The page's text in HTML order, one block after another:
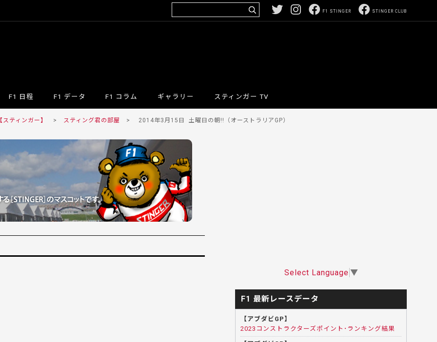
STINGER CLUB
F1 STINGER
F1 日程 F1 データ F1 コラム ギャラリー スティンガー TV
ティンガー】 > スティング君の部屋 > 2014年3月15日 土曜日の朝!!（オーストラリアGP）
Select Language ▼
F1 最新レースデータ
【アブダビGP】
2023コンストラクターズポイント･ランキング結果